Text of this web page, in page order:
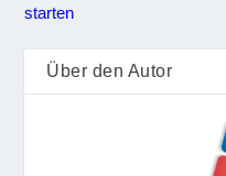
starten
Über den Autor